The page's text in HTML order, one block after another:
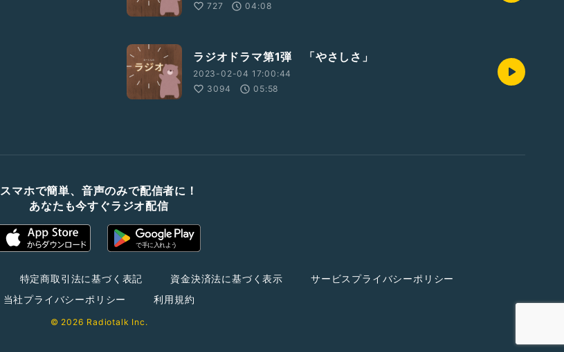
727
04:08
ラジオドラマ第1弾 「やさしさ」
2023-02-04 17:00:44
3094
05:58
スマホで簡単、音声のみで配信者に！
あなたも今すぐラジオ配信
特定商取引法に基づく表記 資金決済法に基づく表示
サービスプライバシーポリシー
当社プライバシーポリシー
利用規約
© 2026 Radiotalk Inc.